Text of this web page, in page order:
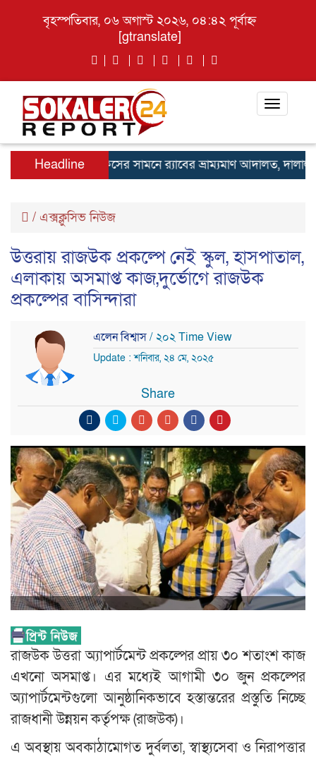
বৃহস্পতিবার, ০৬ অগাস্ট ২০২৬, ০৪:৪২ পূর্বাহ্ন
[gtranslate]
Toggle
Headline
পাসপোর্ট অফিসের সামনে র‍্যাবের ভ্রাম্যমাণ আদালত, দালাল
/ এক্সক্লুসিভ নিউজ
উত্তরায় রাজউক প্রকল্পে নেই স্কুল, হাসপাতাল,
এলাকায় অসমাপ্ত কাজ,দুর্ভোগে রাজউক
প্রকল্পের বাসিন্দারা
এলেন বিশ্বাস/ ২০২ Time View
Update : শনিবার, ২৪ মে, ২০২৫
Share
রাজউক উত্তরা অ্যাপার্টমেন্ট প্রকল্পের প্রায় ৩০ শতাংশ কাজ
এখনো অসমাপ্ত। এর মধ্যেই আগামী ৩০ জুন প্রকল্পের
অ্যাপার্টমেন্টগুলো আনুষ্ঠানিকভাবে হস্তান্তরের প্রস্তুতি নিচ্ছে
রাজধানী উন্নয়ন কর্তৃপক্ষ (রাজউক)।
এ অবস্থায় অবকাঠামোগত দুর্বলতা, স্বাস্থ্যসেবা ও নিরাপত্তার